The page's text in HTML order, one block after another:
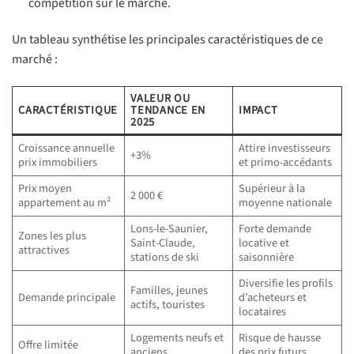
Un tableau synthétise les principales caractéristiques de ce
marché :
CARACTÉRISTIQUE
VALEUR OU
TENDANCE EN
2025
IMPACT
Croissance annuelle
prix immobiliers
+3%
Attire investisseurs
et primo-accédants
Prix moyen
appartement au m²
2 000 €
Supérieur à la
moyenne nationale
Zones les plus
attractives
Lons-le-Saunier,
Saint-Claude,
stations de ski
Forte demande
locative et
saisonnière
Demande principale
Familles, jeunes
actifs, touristes
Diversifie les profils
d’acheteurs et
locataires
Offre limitée
Logements neufs et
Risque de hausse